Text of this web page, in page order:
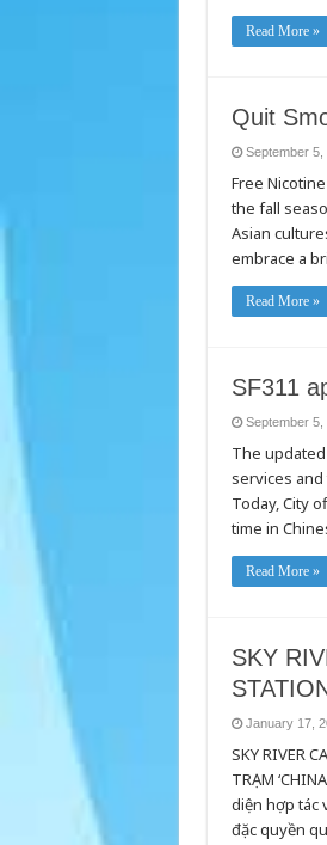
Read More »
Quit
September 5,
Free
the fall
Asian
embrace a
Read More »
SF311
September 5,
The
services
Today, City
time in
Read More »
SKY
January 17,
SKY RIVER
TRẠM
diện hợp tác
đặc quyền